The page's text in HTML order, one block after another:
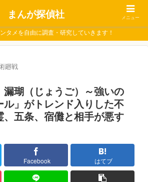
タメを自由に調査・研究していきます！
廻戦
漏瑚（じょうご）～強いの
ル」がトレンド入りした不
、五条、宿儺と相手が悪す
Facebook はてブ
まんが探偵社 メニュー